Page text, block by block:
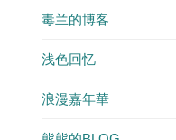
毒兰的博客
浅色回忆
浪漫嘉年華